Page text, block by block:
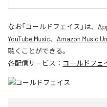
なお「コールドフェイス 」は、
YouTube Music、 Amazon Music
聴くことができる。
各配信サービス： コールドフェ